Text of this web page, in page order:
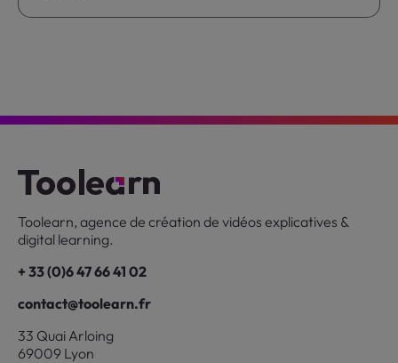
Toolearn, agence de création de vidéos explicatives &
digital learning.
+ 33 (0)6 47 66 41 02
contact@toolearn.fr
33 Quai Arloing
69009 Lyon